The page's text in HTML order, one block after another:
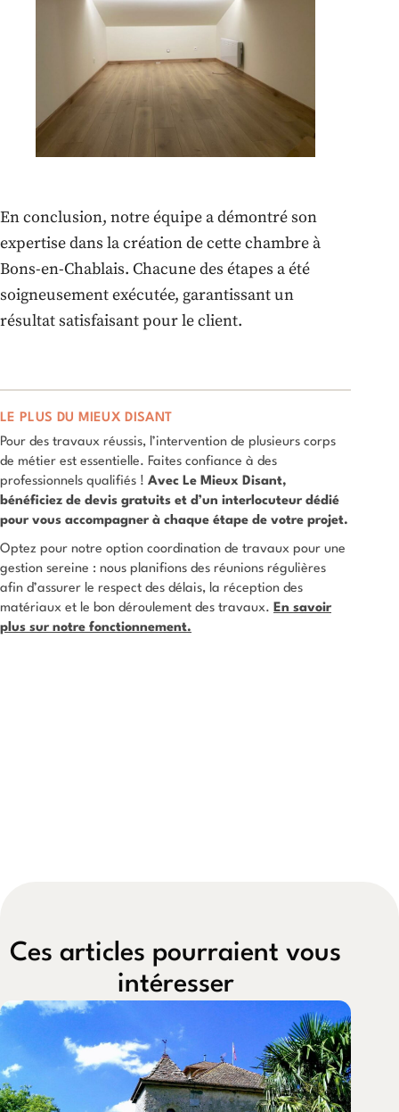
En conclusion, notre équipe a démontré son
expertise dans la création de cette chambre à
Bons-en-Chablais. Chacune des étapes a été
soigneusement exécutée, garantissant un
résultat satisfaisant pour le client.
LE PLUS DU MIEUX DISANT
Pour des travaux réussis, l’intervention de plusieurs corps
de métier est essentielle. Faites confiance à des
professionnels qualifiés ! Avec Le Mieux Disant,
bénéficiez de devis gratuits et d’un interlocuteur dédié
pour vous accompagner à chaque étape de votre projet.
Optez pour notre option coordination de travaux pour une
gestion sereine : nous planifions des réunions régulières
afin d’assurer le respect des délais, la réception des
matériaux et le bon déroulement des travaux. En savoir
plus sur notre fonctionnement.
Ces articles pourraient vous
intéresser